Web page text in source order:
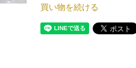
買い物を続ける